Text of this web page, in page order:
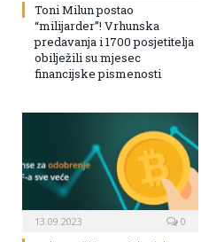
Toni Milun postao
“milijarder”! Vrhunska
predavanja i 1700 posjetitelja
obilježili su mjesec
financijske pismenosti
13.09.2023 0